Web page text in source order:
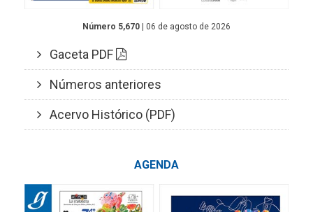
Número 5,670 | 06 de agosto de 2026
Gaceta PDF
Números anteriores
Acervo Histórico (PDF)
AGENDA